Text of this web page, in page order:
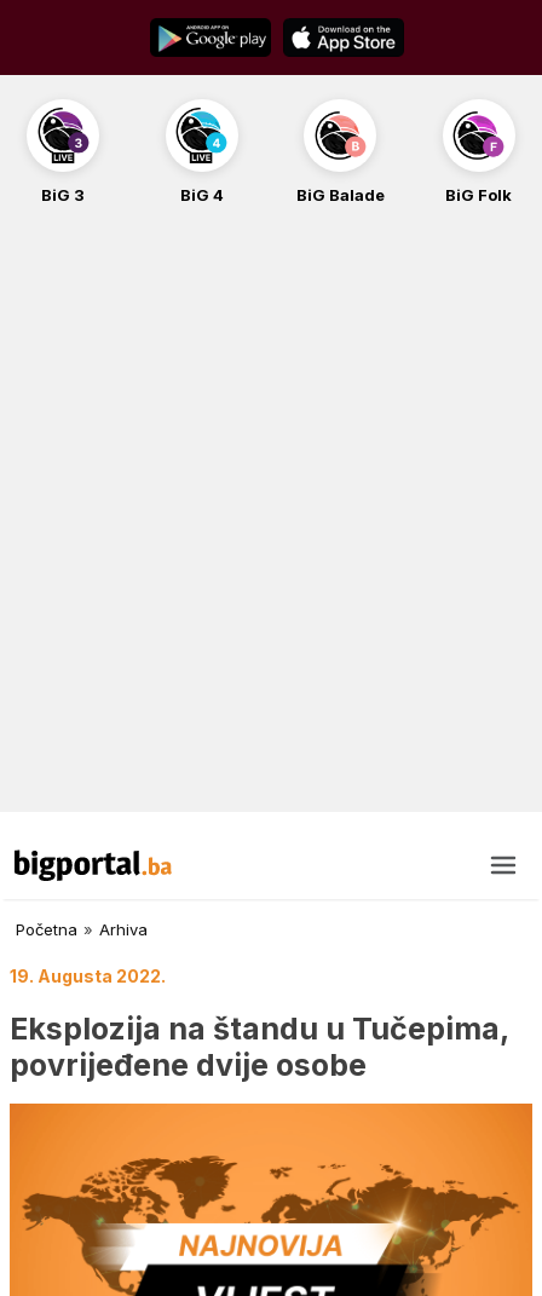
content
BiG 3 BiG 4 BiG Balade BiG Folk
Početna » Arhiva
19. Augusta 2022.
Eksplozija na štandu u Tučepima,
povrijeđene dvije osobe